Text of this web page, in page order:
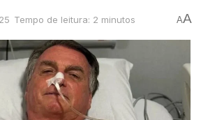
Tempo de leitura: 2 minutos AA